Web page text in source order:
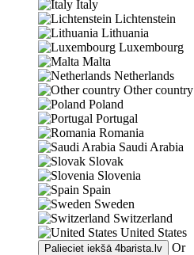
Italy
Lichtenstein
Lithuania
Luxembourg
Malta
Netherlands
Other country
Poland
Portugal
Romania
Saudi Arabia
Slovak
Slovenia
Spain
Sweden
Switzerland
United States
Palieciet iekšā 4barista.lv Or